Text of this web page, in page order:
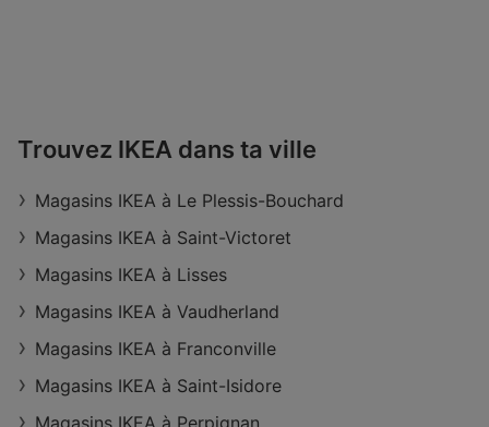
Trouvez IKEA dans ta ville
Magasins IKEA à Le Plessis-Bouchard
Magasins IKEA à Saint-Victoret
Magasins IKEA à Lisses
Magasins IKEA à Vaudherland
Magasins IKEA à Franconville
Magasins IKEA à Saint-Isidore